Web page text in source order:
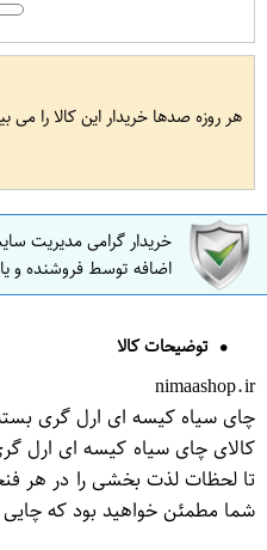
هر روزه صدها خریدار این کالا را می
خریدار گرامی مدیریت
اضافه توسط فروشنده و
توضیحات کالا
nimaashop.ir
چای سیاه کیسه ای ارل گری بسته 20 عددی برند
تا لحظات لذت بخشی را در هر
شما مطمئن خواهید بود که چایی